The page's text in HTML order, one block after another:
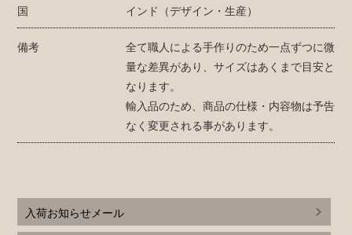
国 インド（デザイン・生産）
備考
全て職人による手作りのため一点ずつに微
量な差異があり、サイズはあくまで目安と
なります。
輸入品のため、商品の仕様・内容物は予告
なく変更される事があります。
入荷お知らせメール